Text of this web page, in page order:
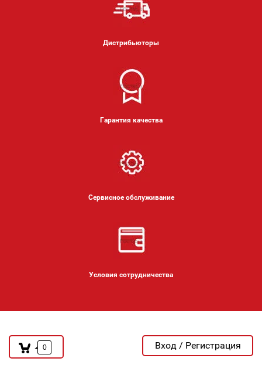
Дистрибьюторы
Гарантия качества
Сервисное обслуживание
Условия сотрудничества
0 Вход / Регистрация